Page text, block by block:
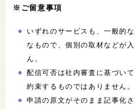
※ご留意事項
いずれのサービスも、一般的
なもので、個別の取材などが
ん。
配信可否は社内審査に基づい
約束するものではありません。
申請の原文がそのまま記事化